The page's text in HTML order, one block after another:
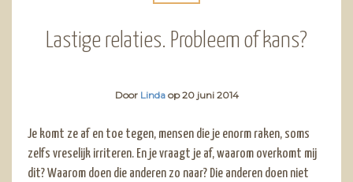
Lastige relaties. Probleem of kans?
Door Linda op20 juni 2014
Je komt ze af en toe tegen, mensen die je enorm raken, soms
zelfs vreselijk irriteren. En je vraagt je af, waarom overkomt mij
dit? Waarom doen die anderen zo naar? Die anderen doen niet